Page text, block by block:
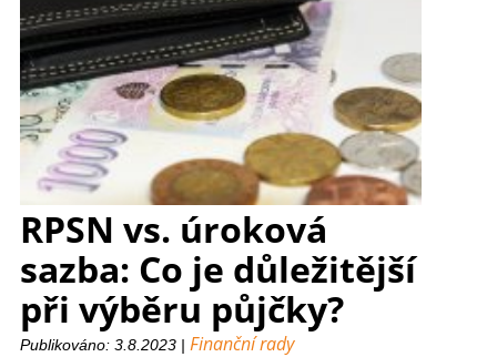
RPSN vs. úroková
sazba: Co je důležitější
při výběru půjčky?
Publikováno: 3.8.2023 | Finanční rady